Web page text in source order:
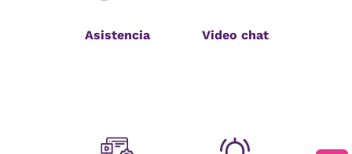
Asistencia Video chat